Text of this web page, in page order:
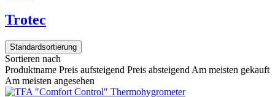
Trotec
Standardsortierung
Sortieren nach
Produktname Preis aufsteigend Preis absteigend Am meisten gekauft
Am meisten angesehen